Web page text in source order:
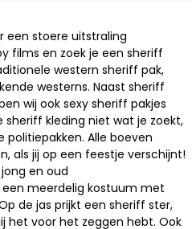
een stoere uitstraling
films en zoek je een sheriff
western sheriff pak,
westerns. Naast sheriff
wij ook sexy sheriff pakjes
sheriff kleding niet wat je zoekt,
politiepakken. Alle boeven
als jij op een feestje verschijnt!
en oud
meerdelig kostuum met
de jas prijkt een sheriff ster,
het voor het zeggen hebt. Ook